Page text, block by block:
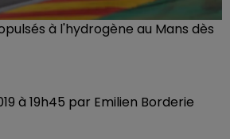
à l'hydrogène au Mans dès
à 19h45 par Emilien Borderie